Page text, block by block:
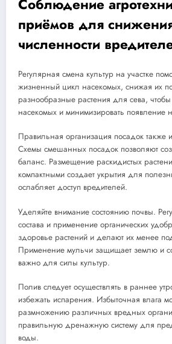
Соблюдение
приёмов для
численности
Регулярная смена культур на участке
жизненный цикл насекомых, снижая их
разнообразные растения для сева,
насекомых и минимизировать появление
Правильная организация посадок также
Схемы смешанных посадок позволяют
баланс. Размещение раскидистых
компактными создает укрытия для
ослабляет доступ вредителей.
Уделяйте внимание состоянию почвы.
состава и применение органических
здоровье растений и делают их менее
Применение мульчи защищает землю и
важно для силы культур.
Полив следует осуществлять в раннее
избежать испарения. Избыточная влага
размножению различных вредных
правильную дренажную систему для
воды.